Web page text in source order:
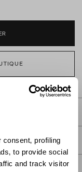
consent, profiling
to provide social
and track visitor